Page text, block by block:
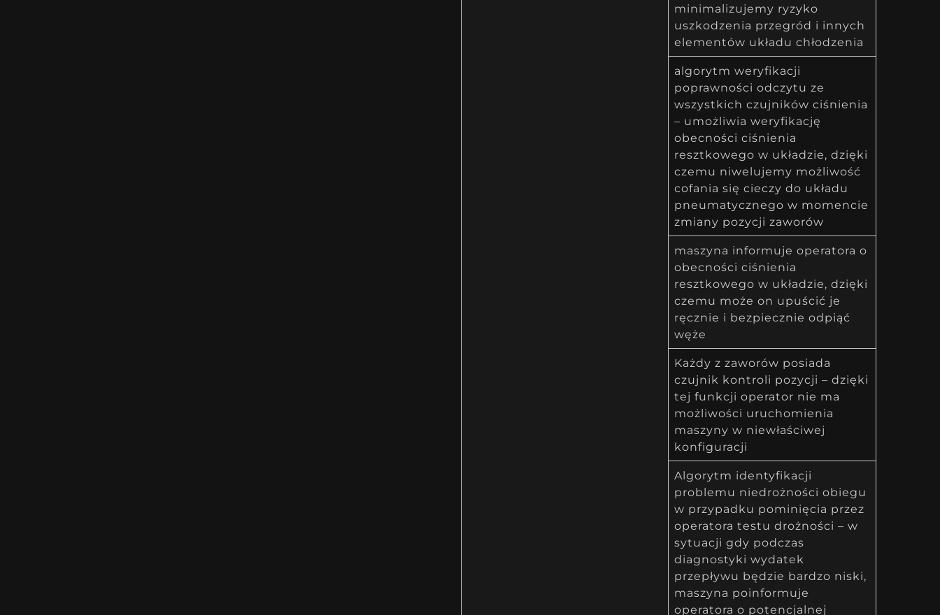
minimalizujemy ryzyko
uszkodzenia przegród i innych
elementów układu chłodzenia
algorytm weryfikacji
poprawności odczytu ze
wszystkich czujników ciśnienia
– umożliwia weryfikację
obecności ciśnienia
resztkowego w układzie, dzięki
czemu niwelujemy możliwość
cofania się cieczy do układu
pneumatycznego w momencie
zmiany pozycji zaworów
maszyna informuje operatora o
obecności ciśnienia
resztkowego w układzie, dzięki
czemu może on upuścić je
ręcznie i bezpiecznie odpiąć
węże
Każdy z zaworów posiada
czujnik kontroli pozycji – dzięki
tej funkcji operator nie ma
możliwości uruchomienia
maszyny w niewłaściwej
konfiguracji
Algorytm identyfikacji
problemu niedrożności obiegu
w przypadku pominięcia przez
operatora testu drożności – w
sytuacji gdy podczas
diagnostyki wydatek
przepływu będzie bardzo niski,
maszyna poinformuje
operatora o potencjalnej